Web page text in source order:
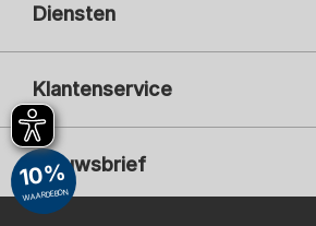
Diensten
Klantenservice
Nieuwsbrief
Uw e-mailadres
10%
WAARDEBON